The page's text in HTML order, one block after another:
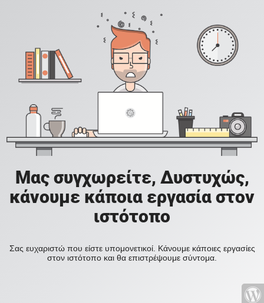
Μας συγχωρείτε, Δυστυχώς,
κάνουμε κάποια εργασία στον
ιστότοπο
Σας ευχαριστώ που είστε υπομονετικοί. Κάνουμε κάποιες εργασίες
στον ιστότοπο και θα επιστρέψουμε σύντομα.